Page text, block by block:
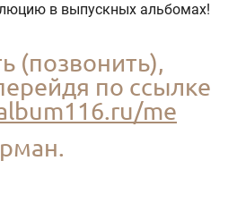
в выпускных альбомах!
(позвонить),
по ссылке
me